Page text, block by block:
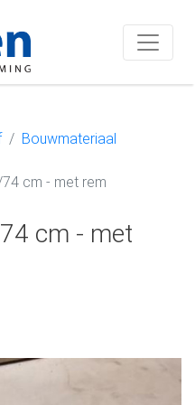
Bouwmateriaal
cm - met rem
cm - met